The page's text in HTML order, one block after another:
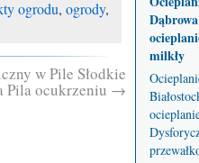
ogrodu, ogrody,
w Pile Słodkie
Pila ocukrzeniu →
milkły